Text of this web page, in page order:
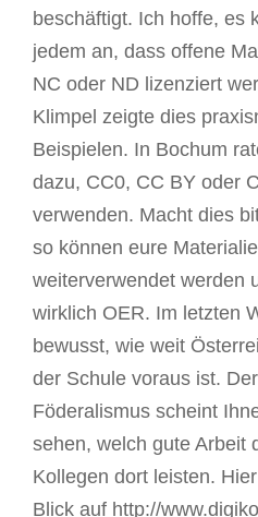
beschäftigt. Ich hoffe, es
jedem an, dass offene
NC oder ND lizenziert
Klimpel zeigte dies
Beispielen. In Bochum
dazu, CC0, CC BY oder
verwenden. Macht dies
so können eure
weiterverwendet werden
wirklich OER. Im letzten
bewusst, wie weit
der Schule voraus ist.
Föderalismus scheint
sehen, welch gute Arbeit
Kollegen dort leisten.
Blick auf http://